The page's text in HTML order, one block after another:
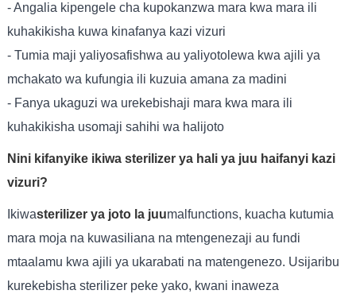
- Angalia kipengele cha kupokanzwa mara kwa mara ili
kuhakikisha kuwa kinafanya kazi vizuri
- Tumia maji yaliyosafishwa au yaliyotolewa kwa ajili ya
mchakato wa kufungia ili kuzuia amana za madini
- Fanya ukaguzi wa urekebishaji mara kwa mara ili
kuhakikisha usomaji sahihi wa halijoto
Nini kifanyike ikiwa sterilizer ya hali ya juu haifanyi kazi
vizuri?
Ikiwasterilizer ya joto la juumalfunctions, kuacha kutumia
mara moja na kuwasiliana na mtengenezaji au fundi
mtaalamu kwa ajili ya ukarabati na matengenezo. Usijaribu
kurekebisha sterilizer peke yako, kwani inaweza